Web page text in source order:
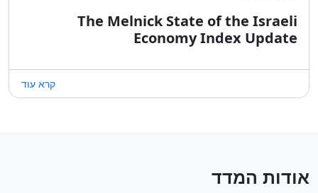
The Melnick State of the Israeli
Economy Index Update
קרא עוד
אודות המדד